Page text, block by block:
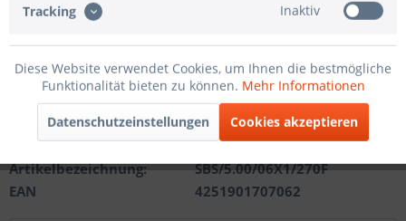
In den Warenkorb
Merken
Artikel-Nr.:
201121413106
Artikelbezeichnung:
SBS/5.00/06X1/270F
EAN
4251901707062
Tracking Inaktiv
Diese Website verwendet Cookies, um Ihnen die bestmögliche
Funktionalität bieten zu können. Mehr Informationen
Datenschutzeinstellungen Cookies akzeptieren